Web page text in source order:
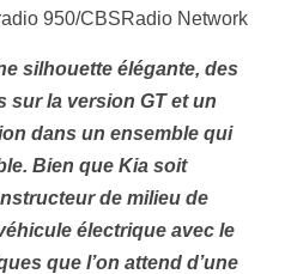
silhouette élégante, des
sur la version GT et un
dans un ensemble qui
Bien que Kia soit
de milieu de
électrique avec le
que l’on attend d’une